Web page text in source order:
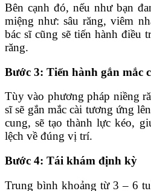
Bên cạnh đó, nếu như bạn
miệng như: sâu răng, viêm
bác sĩ cũng sẽ tiến hành điều
răng.
Bước 3: Tiến hành gắn mắc
Tùy vào phương pháp niềng
sĩ sẽ gắn mắc cài tương ứng
cung, sẽ tạo thành lực kéo,
lệch về đúng vị trí.
Bước 4: Tái khám định kỳ
Trung bình khoảng từ 3 – 6